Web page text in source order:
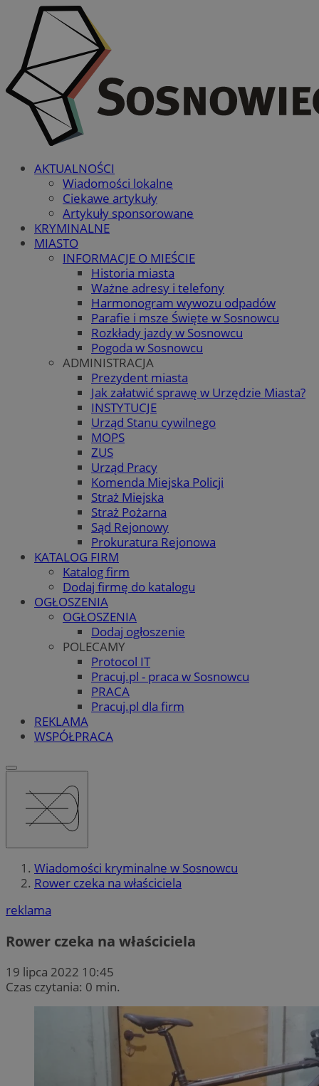
AKTUALNOŚCI
Wiadomości lokalne
Ciekawe artykuły
Artykuły sponsorowane
KRYMINALNE
MIASTO
INFORMACJE O MIEŚCIE
Historia miasta
Ważne adresy i telefony
Harmonogram wywozu odpadów
Parafie i msze Święte w Sosnowcu
Rozkłady jazdy w Sosnowcu
Pogoda w Sosnowcu
ADMINISTRACJA
Prezydent miasta
Jak załatwić sprawę w Urzędzie Miasta?
INSTYTUCJE
Urząd Stanu cywilnego
MOPS
ZUS
Urząd Pracy
Komenda Miejska Policji
Straż Miejska
Straż Pożarna
Sąd Rejonowy
Prokuratura Rejonowa
KATALOG FIRM
Katalog firm
Dodaj firmę do katalogu
OGŁOSZENIA
OGŁOSZENIA
Dodaj ogłoszenie
POLECAMY
Protocol IT
Pracuj.pl - praca w Sosnowcu
PRACA
Pracuj.pl dla firm
REKLAMA
WSPÓŁPRACA
Wiadomości kryminalne w Sosnowcu
Rower czeka na właściciela
reklama
Rower czeka na właściciela
19 lipca 2022 10:45
Czas czytania: 0 min.